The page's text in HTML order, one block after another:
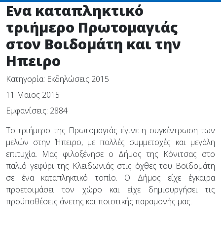
Ενα καταπληκτικό
τριήμερο Πρωτομαγιάς
στον Βοιδομάτη και την
Ηπειρο
Κατηγορία: Εκδηλώσεις 2015
11 Μαϊος 2015
Εμφανίσεις: 2884
Το τριήμερο της Πρωτομαγιάς έγινε η συγκέντρωση των
μελών στην Ήπειρο, με πολλές συμμετοχές και μεγάλη
επιτυχία. Μας φιλοξένησε ο Δήμος της Κόνιτσας στο
παλιό γεφύρι της Κλειδωνιάς στις όχθες του Βοϊδομάτη
σε ένα καταπληκτικό τοπίο. Ο Δήμος είχε έγκαιρα
προετοιμάσει τον χώρο και είχε δημιουργήσει τις
προϋποθέσεις άνετης και ποιοτικής παραμονής μας.